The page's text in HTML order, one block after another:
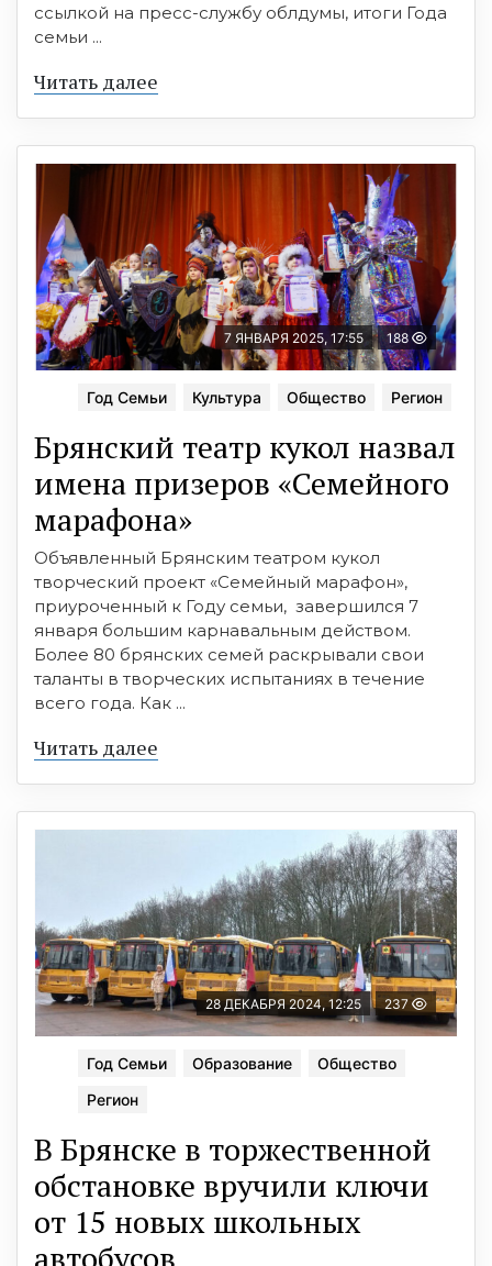
ссылкой на пресс-службу облдумы, итоги Года
семьи ...
Читать далее
7 ЯНВАРЯ 2025, 17:55 188
Год Семьи Культура Общество Регион
Брянский театр кукол назвал
имена призеров «Семейного
марафона»
Объявленный Брянским театром кукол
творческий проект «Семейный марафон»,
приуроченный к Году семьи, завершился 7
января большим карнавальным действом.
Более 80 брянских семей раскрывали свои
таланты в творческих испытаниях в течение
всего года. Как ...
Читать далее
28 ДЕКАБРЯ 2024, 12:25 237
Год Семьи Образование
Общество
Регион
В Брянске в торжественной
обстановке вручили ключи
от 15 новых школьных
автобусов